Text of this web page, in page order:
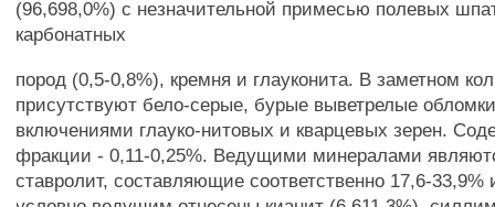
(96,698,0%) с незначительной примесью полевых
карбонатных
пород (0,5-0,8%), кремня и глауконита. В заметном
присутствуют бело-серые, бурые выветрелые
включениями глауко-нитовых и кварцевых зерен.
фракции - 0,11-0,25%. Ведущими минералами
ставролит, составляющие соответственно 17,6-33,9%